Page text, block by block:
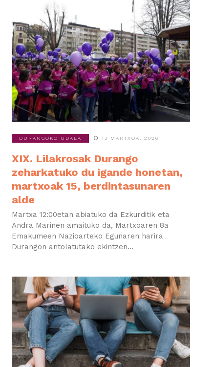
DURANGOKO UDALA 13 MARTXOA, 2026
XIX. Lilakrosak Durango
zeharkatuko du igande honetan,
martxoak 15, berdintasunaren
alde
Martxa 12:00etan abiatuko da Ezkurditik eta
Andra Marinen amaituko da, Martxoaren 8a
Emakumeen Nazioarteko Egunaren harira
Durangon antolatutako ekintzen...